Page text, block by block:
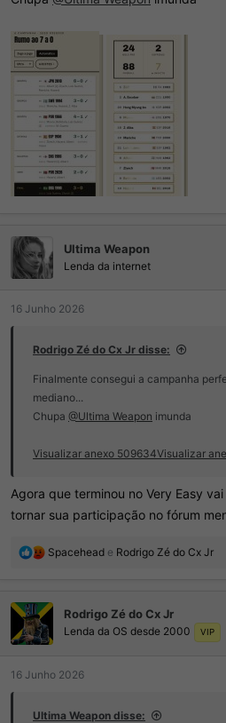
Ultima Weapon
Lenda da internet
16 Junho 2026
Rodrigo Zé do Cx Jr disse:
Finalmente consegui a campanha
mediano...
Chupa @Ultima Weapon imunda
Visualizar anexo 509634Visualizar
Agora que terminou no Very Easy
tornar sua participação no fórum
R
ç
õ
e
s
Spacehead e Rodrigo Zé do Cx Jr
Rodrigo Zé do Cx Jr
Lenda da OS desde 2000 VIP
16 Junho 2026
Ultima Weapon disse: